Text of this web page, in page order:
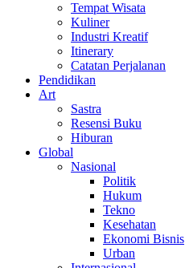
Tempat Wisata
Kuliner
Industri Kreatif
Itinerary
Catatan Perjalanan
Pendidikan
Art
Sastra
Resensi Buku
Hiburan
Global
Nasional
Politik
Hukum
Tekno
Kesehatan
Ekonomi Bisnis
Urban